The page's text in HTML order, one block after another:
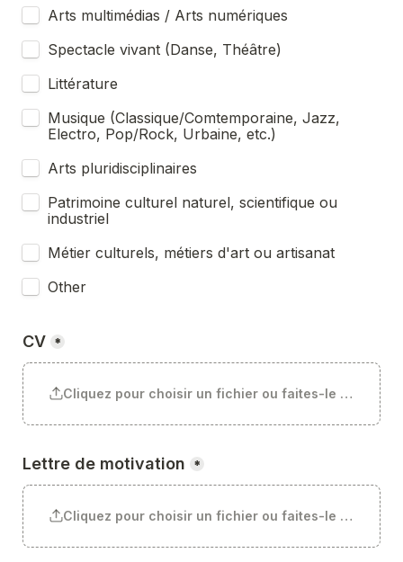
Arts multimédias / Arts numériques
Spectacle vivant (Danse, Théâtre)
Littérature
Musique (Classique/Comtemporaine, Jazz,
Electro, Pop/Rock, Urbaine, etc.)
Arts pluridisciplinaires
Patrimoine culturel naturel, scientifique ou
industriel
Métier culturels, métiers d'art ou artisanat
Other
CV *
Cliquez pour choisir un fichier ou faites-le glisser ici
Lettre de motivation *
Cliquez pour choisir un fichier ou faites-le glisser ici